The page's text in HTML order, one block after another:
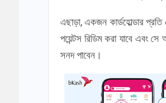
এছাড়া, একজন কার্ডহোল্ডার প্রতি
পয়েন্টস রিডিম করা যাবে এবং সে
সনদ পাবেন।